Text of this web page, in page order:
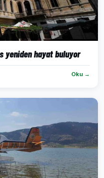
yeniden hayat buluyor
Oku →